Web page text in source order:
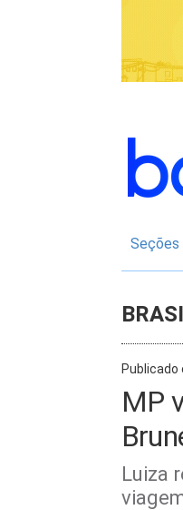
Seções
Publicado
MP
Luiza